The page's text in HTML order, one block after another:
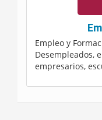
Empleo y
Desempleados,
empresarios,